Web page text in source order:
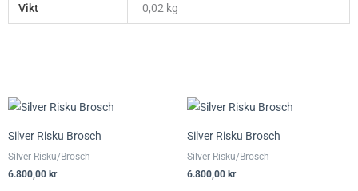
Vikt 0,02 kg
Silver Risku Brosch
Silver Risku/Brosch
6.800,00 kr
Silver Risku Brosch
Silver Risku/Brosch
6.800,00 kr